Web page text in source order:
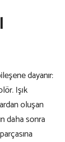
dayanır:
Işık
oluşan
daha sonra